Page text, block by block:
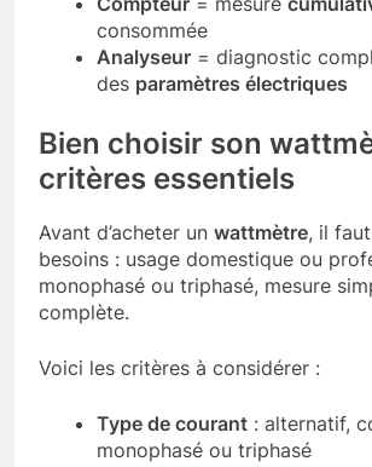
consommée
Analyseur = diagnostic
des paramètres électriques
Bien choisir son
critères essentiels
Avant d’acheter un wattmètre, il
besoins : usage domestique ou
monophasé ou triphasé, mesure
complète.
Voici les critères à considérer :
Type de courant : alternatif,
monophasé ou triphasé